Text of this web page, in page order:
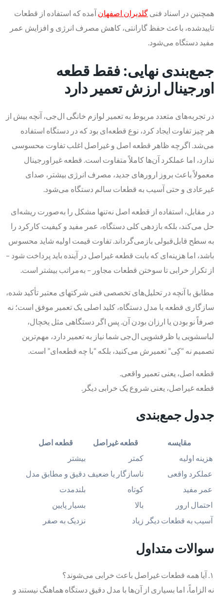
همچنین در اسناد فنی گلدیران اصفهان آمده که استفاده از قطعات
تاییدشده، باعث حفظ گارانتی، کاهش مصرف انرژی و افزایش عمر
مفید دستگاه می‌شود.
جمع‌بندی نهایی: فقط قطعه
اورجینال ارزش تعمیر دارد
در تجربه‌های متعدد مربوط به تعمیر لوازم خانگی ال‌جی، آنچه بیش از
هر چیز تفاوت ایجاد کرد، نوع قطعه‌ای بود که در دستگاه استفاده
می‌شد. اگرچه ظاهر قطعه اصل و غیراصل اغلب تفاوت محسوسی
ندارد، اما عملکرد آن‌ها کاملاً متفاوت است. قطعه غیراورجینال
معمولاً باعث بروز ارورهای جدید، مصرف انرژی بیشتر، صدای
غیرعادی و حتی آسیب به قطعات سالم دستگاه می‌شود.
در مقابل، استفاده از قطعه اصل نه‌تنها مشکل را به‌صورت ریشه‌ای
حل می‌کند، بلکه بازدهی کلی دستگاه، عمر مفید و کیفیت کارکرد را
به سطح قابل‌قبولی بازمی‌گرداند. تفاوت قیمت اولیه شاید محسوس
باشد، اما هزینه‌ای که بابت قطعه غیراصل در آینده باید پرداخت شود –
از تکرار خرابی تا سوختن قطعات مجاور – به‌مراتب بیشتر است.
مطابق با آنچه در تحلیل‌های تخصصی فنی شرکتهای معتبر تأکید شده،
سازگاری قطعه با مدل دستگاه، کلید اصلی یک تعمیر موفق است؛ نه
صرفاً نو بودن یا ارزان بودن آن. پس اگر دستگاهی مثل یخچال،
لباسشویی یا ظرفشویی ال‌جی شما نیاز به تعمیر دارد، مهم‌ترین
تصمیم نه “کِی” تعمیرش می‌کنید، بلکه “با چه قطعه‌ای” است.
قطعه اصل، یعنی تعمیر واقعی.
قطعه غیراصل، یعنی شروع یک خرابی دیگر.
جدول جمع‌بندی
مقایسه قطعه غیراصل
قطعه اصل
هزینه اولیه
کمتر
بیشتر
عملکرد واقعی
ناسازگار یا ضعیف دقیق و مطابق مدل
عمر مفید
کوتاه
بلندمدت
احتمال ارور
بالا
بسیار پایین
آسیب به قطعات دیگر زیاد نزدیک به صفر
سوالات متداول
۱. آیا همه قطعات غیراصل باعث خرابی می‌شوند؟
نه الزاماً، اما بسیاری از آن‌ها با مدل دقیق دستگاه هماهنگ نیستند و